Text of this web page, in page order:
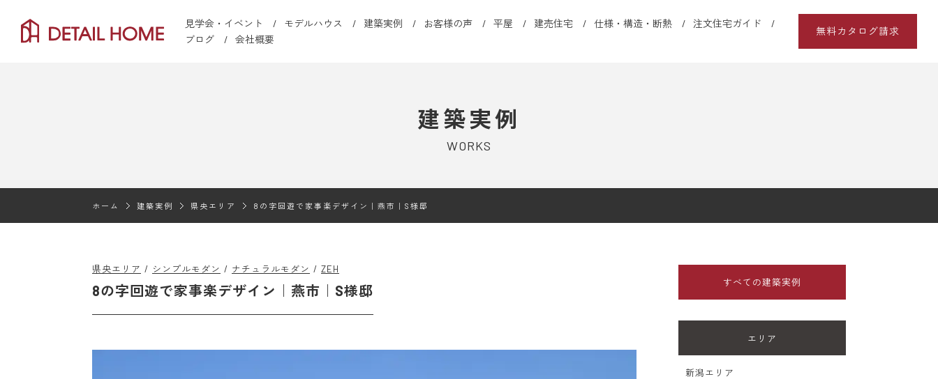
見学会・イベント モデルハウス 建築実例 お客様の声 平屋 建売住宅 仕様・構造・断熱
注文住宅ガイド
ブログ
会社概要
無料カタログ請求
建築実例
WORKS
ホーム 建築実例 県央エリア 8の字回遊で家事楽デザイン｜燕市｜S様邸
県央エリア シンプルモダン ナチュラルモダン ZEH
8の字回遊で家事楽デザイン｜燕市｜S様邸 すべての建築実例
エリア
新潟エリア